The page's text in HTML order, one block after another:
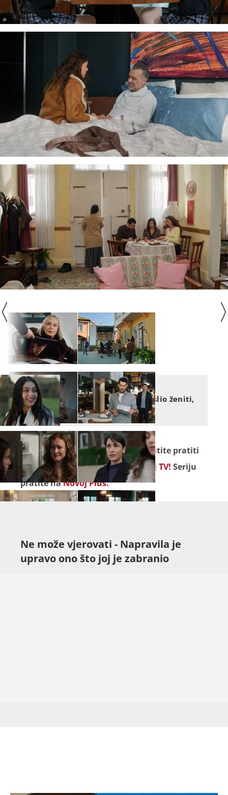
TAJNE PROŠLOSTI
Tajne prošlosti: Nije se mislio ženiti,
a onda je došla ona
Seriju " Tajne prošlosti" ne propustite pratiti
od ponedjeljka do petka naNovoj TV! Seriju
pratite naNovoj Plus.
Ne može vjerovati - Napravila je
upravo ono što joj je zabranio